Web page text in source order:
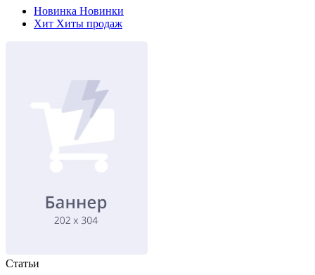
Новинка Новинки
Хит Хиты продаж
Статьи